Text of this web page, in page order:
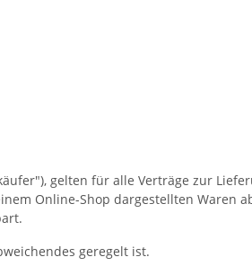
gelten für alle Verträge zur
Online-Shop dargestellten Waren
geregelt ist.